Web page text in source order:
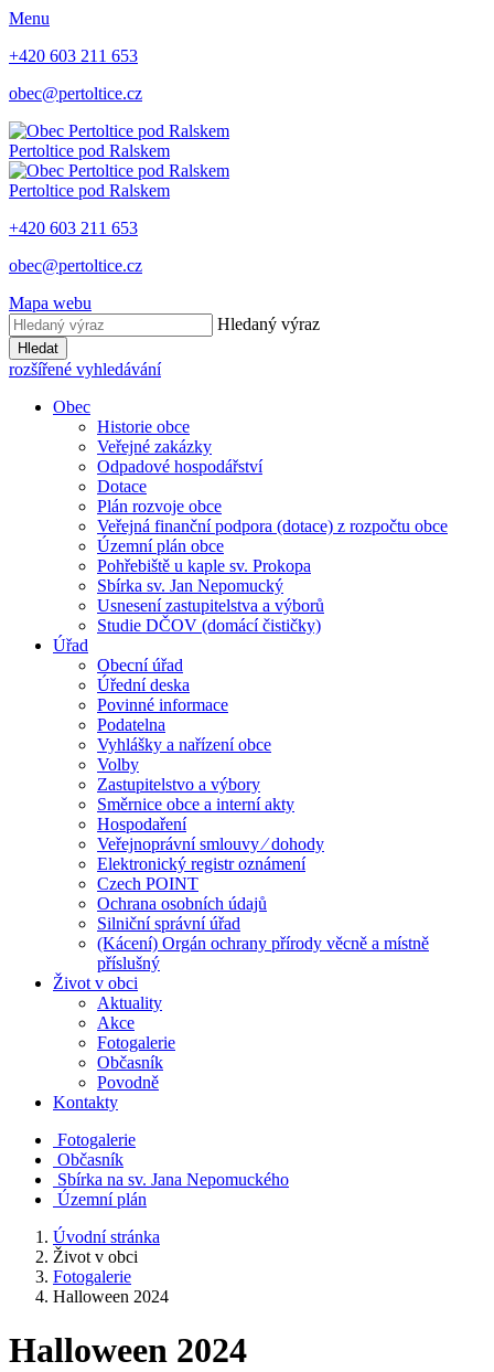
Menu
+420 603 211 653
obec@pertoltice.cz
Pertoltice pod Ralskem
Pertoltice pod Ralskem
+420 603 211 653
obec@pertoltice.cz
Mapa webu
Hledaný výraz
Hledat
rozšířené vyhledávání
Obec
Historie obce
Veřejné zakázky
Odpadové hospodářství
Dotace
Plán rozvoje obce
Veřejná finanční podpora (dotace) z rozpočtu obce
Územní plán obce
Pohřebiště u kaple sv. Prokopa
Sbírka sv. Jan Nepomucký
Usnesení zastupitelstva a výborů
Studie DČOV (domácí čističky)
Úřad
Obecní úřad
Úřední deska
Povinné informace
Podatelna
Vyhlášky a nařízení obce
Volby
Zastupitelstvo a výbory
Směrnice obce a interní akty
Hospodaření
Veřejnoprávní smlouvy ⁄ dohody
Elektronický registr oznámení
Czech POINT
Ochrana osobních údajů
Silniční správní úřad
(Kácení) Orgán ochrany přírody věcně a místně
příslušný
Život v obci
Aktuality
Akce
Fotogalerie
Občasník
Povodně
Kontakty
Fotogalerie
Občasník
Sbírka na sv. Jana Nepomuckého
Územní plán
Úvodní stránka
Život v obci
Fotogalerie
Halloween 2024
Halloween 2024